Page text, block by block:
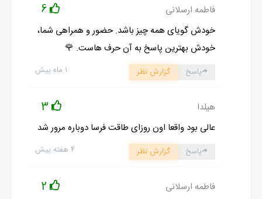
فاطمه ارسلانی 6
خودش گویای همه چیز باشد. حضور و همراهی شما،
خودش بهترین پاسخ به آن حرف هاست. 🌹
۱ ماه پیش پاسخ گزارش نظر
هیلدا 3
عالی بود واقعا اون روزای طاقت فرسا دوباره مرور شد
۴ هفته پیش پاسخ گزارش نظر
فاطمه ارسلانی 2